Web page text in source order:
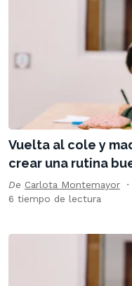
Vuelta al cole y
crear una rutina
De Carlota Montemayor
6 tiempo de lectura